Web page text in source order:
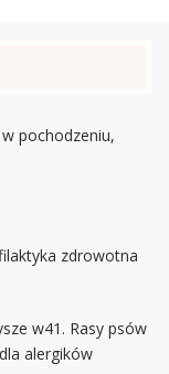
pochodzeniu,
zdrowotna
w41. Rasy psów
alergików